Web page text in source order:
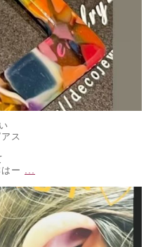
ス
ー